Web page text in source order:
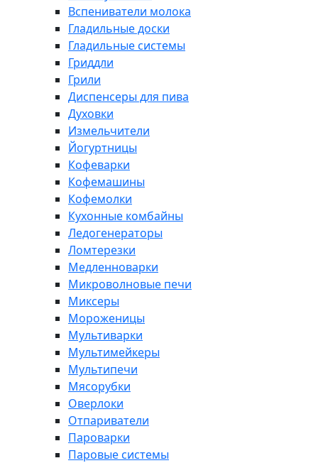
Вспениватели молока
Гладильные доски
Гладильные системы
Гриддли
Грили
Диспенсеры для пива
Духовки
Измельчители
Йогуртницы
Кофеварки
Кофемашины
Кофемолки
Кухонные комбайны
Ледогенераторы
Ломтерезки
Медленноварки
Микроволновые печи
Миксеры
Мороженицы
Мультиварки
Мультимейкеры
Мультипечи
Мясорубки
Оверлоки
Отпариватели
Пароварки
Паровые системы